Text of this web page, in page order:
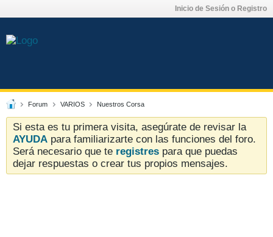
Inicio de Sesión o Registro
Forum VARIOS Nuestros Corsa
Si esta es tu primera visita, asegúrate de revisar la
AYUDA para familiarizarte con las funciones del foro.
Será necesario que te registres para que puedas
dejar respuestas o crear tus propios mensajes.